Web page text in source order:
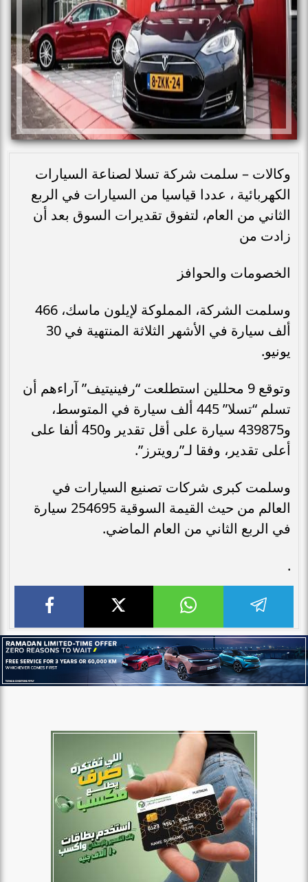
وكالات – سلمت شركة تسلا لصناعة السيارات
الكهربائية ، عددا قياسيا من السيارات في الربع
الثاني من العام، لتفوق تقديرات السوق بعد أن
زادت من
الخصومات والحوافز
وسلمت الشركة، المملوكة لإيلون ماسك، 466
ألف سيارة في الأشهر الثلاثة المنتهية في 30
يونيو.
وتوقع 9 محللين استطلعت “رفينيتيف” آراءهم ​​أن
تسلم “تسلا” 445 ألف سيارة في المتوسط،
و439875 سيارة على أقل تقدير و450 ألفا على
أعلى تقدير، وفقا لـ”رويترز”.
وسلمت كبرى شركات تصنيع السيارات في
العالم من حيث القيمة السوقية 254695 سيارة
في الربع الثاني من العام الماضي.
.